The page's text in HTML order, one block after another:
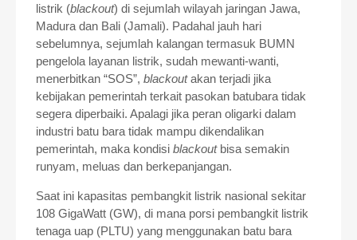
listrik (blackout) di sejumlah wilayah jaringan Jawa,
Madura dan Bali (Jamali). Padahal jauh hari
sebelumnya, sejumlah kalangan termasuk BUMN
pengelola layanan listrik, sudah mewanti-wanti,
menerbitkan “SOS”, blackoutakan terjadi jika
kebijakan pemerintah terkait pasokan batubara tidak
segera diperbaiki. Apalagi jika peran oligarki dalam
industri batu bara tidak mampu dikendalikan
pemerintah, maka kondisi blackoutbisa semakin
runyam, meluas dan berkepanjangan.
Saat ini kapasitas pembangkit listrik nasional sekitar
108 GigaWatt (GW), di mana porsi pembangkit listrik
tenaga uap (PLTU) yang menggunakan batu bara